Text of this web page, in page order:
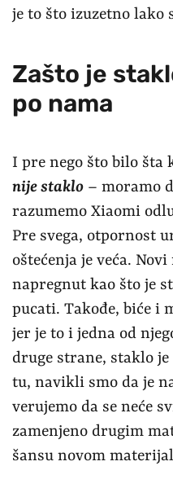
je to što izuzetno
Zašto je
po nama
I pre nego što bilo šta
nije staklo – moramo
razumemo Xiaomi
Pre svega, otpornost
oštećenja je veća.
napregnut kao što je
pucati. Takođe, biće i
jer je to i jedna od
druge strane, staklo
tu, navikli smo da je
verujemo da se neće
zamenjeno drugim
šansu novom